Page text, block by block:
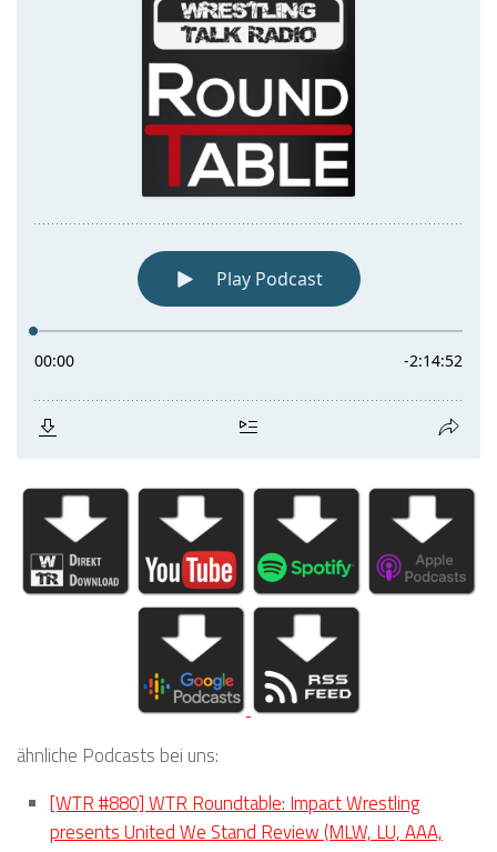
ähnliche Podcasts bei uns:
[WTR #880] WTR Roundtable: Impact Wrestling
presents United We Stand Review (MLW, LU, AAA,